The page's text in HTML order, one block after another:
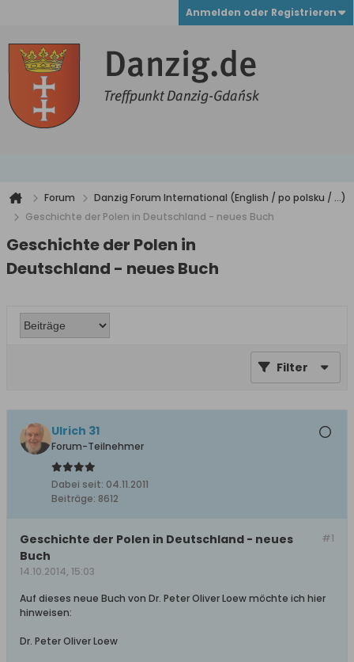
Anmelden oder Registrieren
Forum
Danzig Forum International (English / po polsku / ...)
Geschichte der Polen in Deutschland - neues Buch
Geschichte der Polen in
Deutschland - neues Buch
Filter
Ulrich 31
Forum-Teilnehmer
Dabei seit: 04.11.2011
Beiträge: 8612
#1
Geschichte der Polen in Deutschland - neues
Buch
14.10.2014, 15:03
Auf dieses neue Buch von Dr. Peter Oliver Loew möchte ich hier
hinweisen:
Dr. Peter Oliver Loew